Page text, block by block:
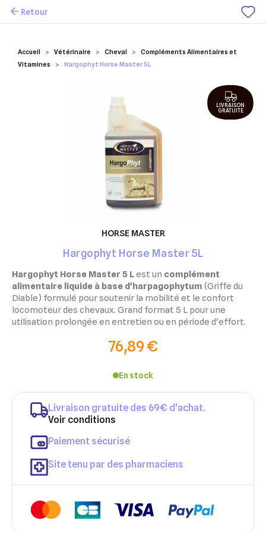
Mes favoris
Accueil Vétérinaire Cheval
Compléments Alimentaires et
Vitamines
Hargophyt Horse Master 5L
Retour
HORSE MASTER
Hargophyt Horse Master 5L
Hargophyt Horse Master 5 Lest un complément
alimentaire liquide à base d'harpagophytum (Griffe du
Diable) formulé pour soutenir la mobilité et le confort
locomoteur des chevaux. Grand format 5 L pour une
utilisation prolongée en entretien ou en période d'effort.
76,89 €
En stock
Livraison gratuite des 69€ d'achat.
Voir conditions
Paiement sécurisé
Site tenu par des pharmaciens
LIVRAISON
GRATUITE